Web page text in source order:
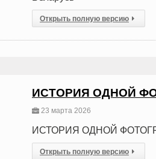
Открыть полную версию
ИСТОРИЯ ОДНОЙ
23 марта 2026
ИСТОРИЯ ОДНОЙ
Открыть полную версию